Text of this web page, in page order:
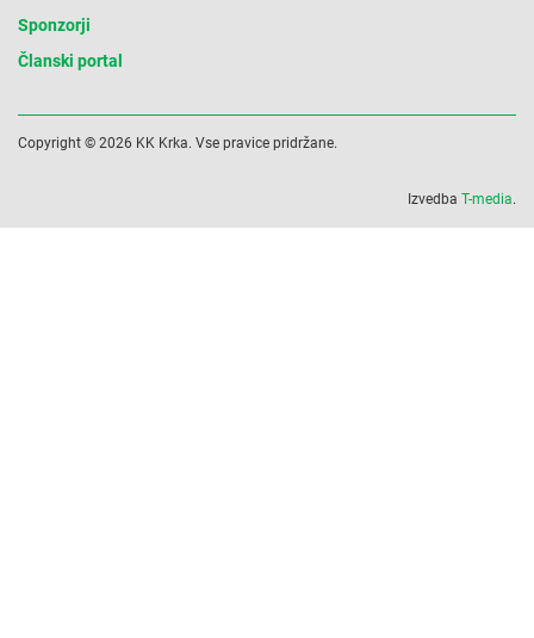
Sponzorji
Članski portal
Copyright © 2026 KK Krka. Vse pravice pridržane.
Izvedba T-media.